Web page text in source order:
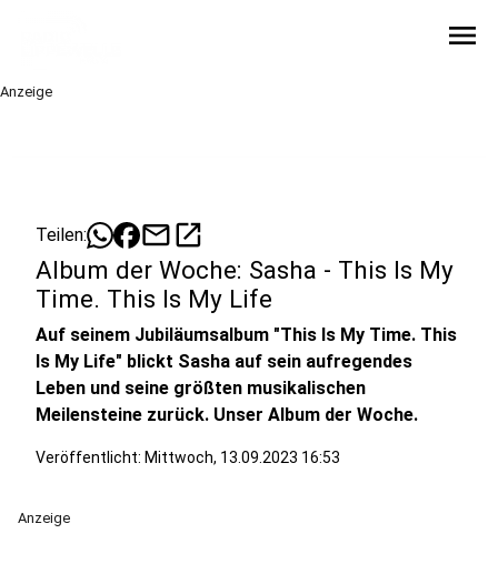
menu
Anzeige
Teilen: mailopen_in_new
Album der Woche: Sasha - This Is My
Time. This Is My Life
Auf seinem Jubiläumsalbum "This Is My Time. This
Is My Life" blickt Sasha auf sein aufregendes
Leben und seine größten musikalischen
Meilensteine zurück. Unser Album der Woche.
Veröffentlicht: Mittwoch, 13.09.2023 16:53
Anzeige